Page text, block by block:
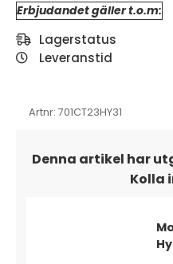
Erbjudandet gäller t.o.m:
Lagerstatus
Leveranstid
Artnr: 701CT23HY31
Denna artikel har
Kolla